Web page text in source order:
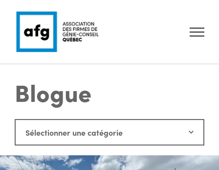
Blogue